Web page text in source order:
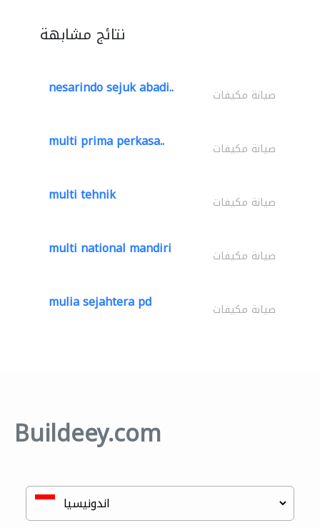
نتائج مشابهة
nesarindo sejuk abadi.. صيانة مكيفات
multi prima perkasa.. صيانة مكيفات
multi tehnik صيانة مكيفات
multi national mandiri صيانة مكيفات
mulia sejahtera pd صيانة مكيفات
Buildeey.com